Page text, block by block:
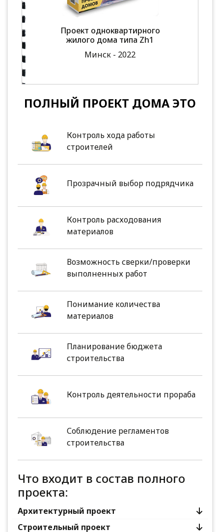
Проект одноквартирного
жилого дома типа Zh1
Минск - 2022
ПОЛНЫЙ ПРОЕКТ ДОМА ЭТО
Контроль хода работы
строителей
Прозрачный выбор подрядчика
Контроль расходования
материалов
Возможность сверки/проверки
выполненных работ
Понимание количества
материалов
Планирование бюджета
строительства
Контроль деятельности прораба
Соблюдение регламентов
строительства
Что входит в состав полного
проекта:
Архитектурный проект
Строительный проект